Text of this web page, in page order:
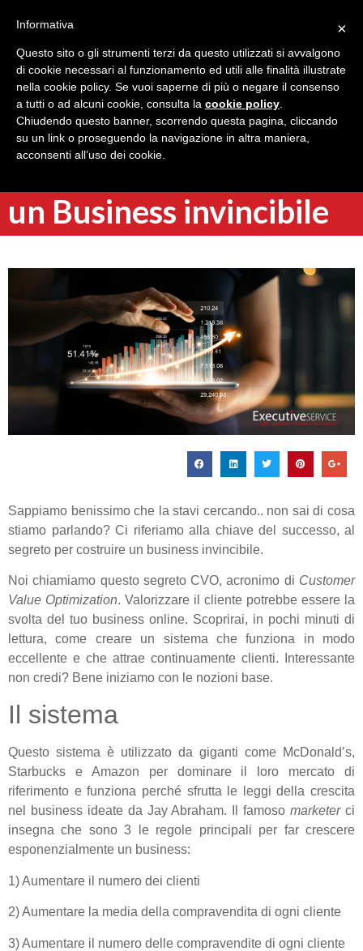
Torna indietro
Ottimizzare il valore del
un Business invincibile
Sappiamo benissimo che la stavi cercando.. non sai di cosa
stiamo parlando? Ci riferiamo alla chiave del successo, al
segreto per costruire un business invincibile.
Noi chiamiamo questo segreto CVO, acronimo di Customer
Value Optimization. Valorizzare il cliente potrebbe essere la
svolta del tuo business online. Scoprirai, in pochi minuti di
lettura, come creare un sistema che funziona in modo
eccellente e che attrae continuamente clienti. Interessante
non credi? Bene iniziamo con le nozioni base.
Il sistema
Questo sistema è utilizzato da giganti come McDonald’s,
Starbucks e Amazon per dominare il loro mercato di
riferimento e funziona perché sfrutta le leggi della crescita
nel business ideate da Jay Abraham. Il famosomarketerci
insegna che sono 3 le regole principali per far crescere
esponenzialmente un business:
1) Aumentare il numero dei clienti
2) Aumentare la media della compravendita di ogni cliente
3) Aumentare il numero delle compravendite di ogni cliente
×
Informativa
Questo sito o gli strumenti terzi da questo utilizzati si avvalgono
di cookie necessari al funzionamento ed utili alle finalità illustrate
nella cookie policy. Se vuoi saperne di più o negare il consenso
a tutti o ad alcuni cookie, consulta la cookie policy.
Chiudendo questo banner, scorrendo questa pagina, cliccando
su un link o proseguendo la navigazione in altra maniera,
acconsenti all’uso dei cookie.